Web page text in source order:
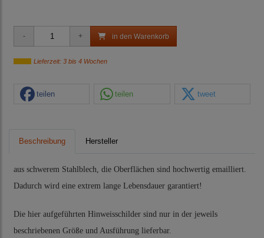
in den Warenkorb
Lieferzeit: 3 bis 4 Wochen
teilen teilen tweet
Beschreibung Hersteller
aus schwerem Stahlblech, die Oberflächen sind hochwertig emailliert.
Dadurch wird eine extrem lange Lebensdauer garantiert!
Die hier aufgeführten Hinweisschilder sind nur in der jeweils
beschriebenen Größe und Ausführung lieferbar.